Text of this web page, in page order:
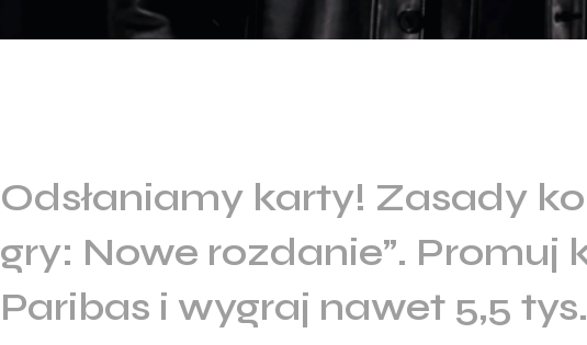
Odsłaniamy karty! Zasady
gry: Nowe rozdanie”. Promuj
Paribas i wygraj nawet 5,5 tys.